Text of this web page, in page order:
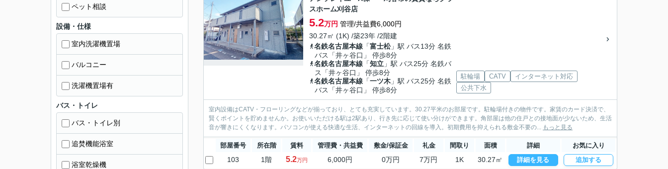
スホーム刈谷店
5.2万円 管理/共益費6,000円
30.27㎡ (1K) /築23年 /2階建
名鉄名古屋本線 「富士松」駅 バス13分 名鉄
バス「井ヶ谷口」 停歩8分
名鉄名古屋本線 「知立 」駅 バス25分 名鉄バ
ス「井ヶ谷口」 停歩8分
名鉄名古屋本線 「一ツ木 」駅 バス25分 名鉄
バス「井ヶ谷口」 停歩8分
駐輪場 CATV
インターネット対応
公共下水
室内設備はCATV・フローリングなどが揃っており、とても充実しています。30.27平米のお部屋です。駐輪場付きの物件です。家賃のカード決済で、
賢くポイントを貯めませんか。お使いいただける駅は2駅あり、行き先に応じて使い分けができます。角部屋は他の住戸との接地面が少ないため、生活
音が響きにくくなります。パソコンが使える快適な生活、インターネットの回線を導入。初期費用を抑えられる敷金不要の... もっと見る
部屋番号 所在階 賃料 管理費・共益費 敷金/保証金 礼金 間取り 面積 詳細 お気に入り
103 1階 5.2万円 6,000円 0万円 7万円 1K 30.27㎡ 詳細を見る 追加する
ペット相談
設備・仕様
室内洗濯機置場
バルコニー
洗濯機置場有
バス・トイレ
バス・トイレ別
追焚機能浴室
浴室乾燥機